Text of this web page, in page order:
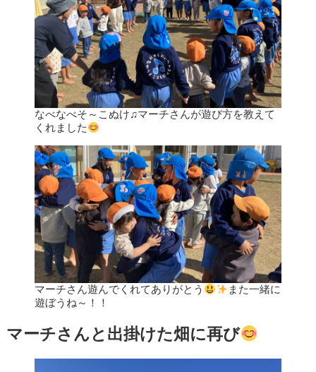
なべなべそ～こぬけ♫マーチさんが遊び方を教えて
くれました
マーチさん遊んでくれてありがとう
また一緒に
遊ぼうね～！！
マーチさんと出掛けた畑に再び